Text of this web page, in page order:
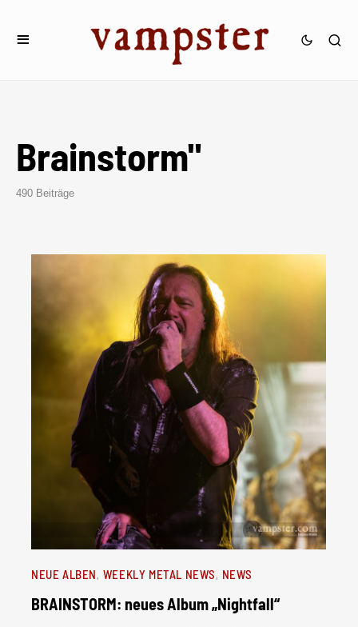
Brainstorm"
490 Beiträge
NEUE ALBEN WEEKLY METAL NEWS NEWS
BRAINSTORM: neues Album „Nightfall“